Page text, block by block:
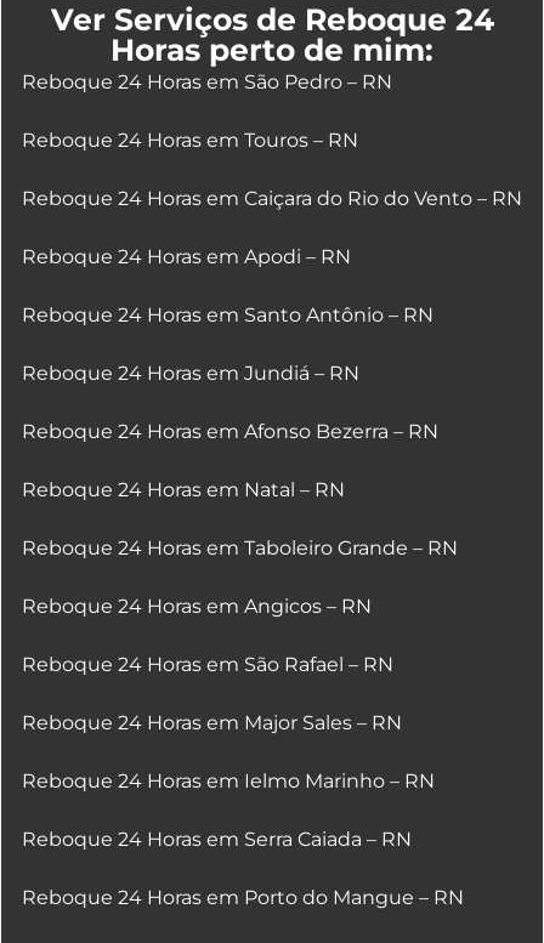
Ver Serviços de Reboque 24
Horas perto de mim:
Reboque 24 Horas em São Pedro – RN
Reboque 24 Horas em Touros – RN
Reboque 24 Horas em Caiçara do Rio do Vento – RN
Reboque 24 Horas em Apodi – RN
Reboque 24 Horas em Santo Antônio – RN
Reboque 24 Horas em Jundiá – RN
Reboque 24 Horas em Afonso Bezerra – RN
Reboque 24 Horas em Natal – RN
Reboque 24 Horas em Taboleiro Grande – RN
Reboque 24 Horas em Angicos – RN
Reboque 24 Horas em São Rafael – RN
Reboque 24 Horas em Major Sales – RN
Reboque 24 Horas em Ielmo Marinho – RN
Reboque 24 Horas em Serra Caiada – RN
Reboque 24 Horas em Porto do Mangue – RN